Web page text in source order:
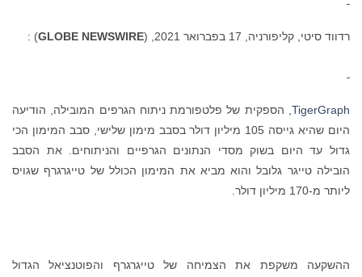
רדווד סיטי, קליפורניה, 17 בפברואר 2021, ( GLOBE NEWSWIRE
) :
TigerGraph , הספקית של פלטפורמת ניתוח הגרפים המובילה, הודיעה
היום שהיא גייסה 105 מיליון דולר בסבב מימון שלישי, סבב המימון הכי
גדול עד היום בשוק מסדי הנתונים הגרפיים והניתוחים. את הסבב
הובילה טייגר גלובל והוא מביא את המימון הכולל של טייגרגרף שגויס
ליותר מ-170 מיליון דולר.
ההשקעה משקפת את הצמיחה של טייגרגרף והפוטנציאל הגדול